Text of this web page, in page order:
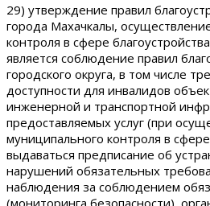
29) утверждение правил
города Махачкалы,
контроля в сфере
является соблюдение правил
городского округа, в том числе
доступности для инвалидов
инженерной и транспортной
предоставляемых услуг (при
муниципального контроля в
выдаваться предписание об
нарушений обязательных
наблюдения за соблюдением
(мониторинга безопасности),